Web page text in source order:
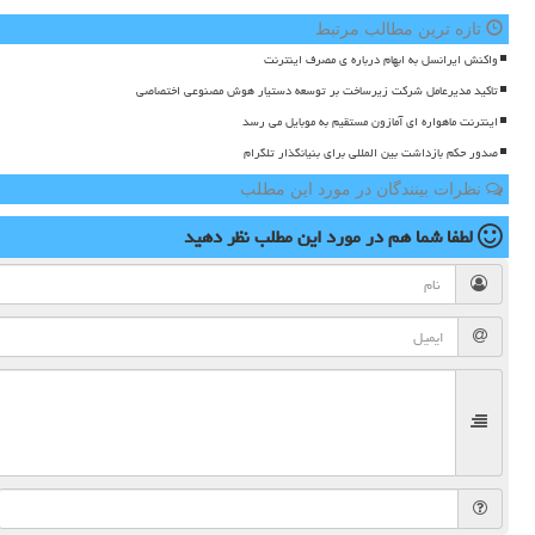
تازه ترین مطالب مرتبط
واکنش ایرانسل به ابهام درباره ی مصرف اینترنت
تاکید مدیرعامل شرکت زیرساخت بر توسعه دستیار هوش مصنوعی اختصاصی
اینترنت ماهواره ای آمازون مستقیم به موبایل می رسد
صدور حکم بازداشت بین المللی برای بنیانگذار تلگرام
نظرات بینندگان در مورد این مطلب
لطفا شما همدر مورد این مطلبنظر دهید